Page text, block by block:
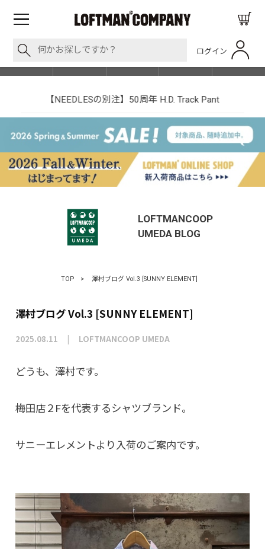
ログイン
SHOP LIST
【NEEDLESの別注】50周年 H.D. Track Pant
LOFTMANCOOP
UMEDABLOG
TOP > 澤村ブログ Vol.3 [SUNNY ELEMENT]
澤村ブログ Vol.3 [SUNNY ELEMENT]
2025.08.11 LOFTMANCOOP UMEDA
どうも、澤村です。
梅田店２Fを代表するシャツブランド。
サニーエレメントより入荷のご案内です。